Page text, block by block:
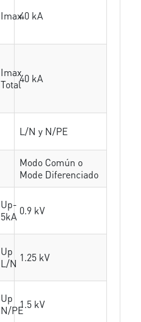
Imax40 kA
Imax
Total40 kA
L/N y N/PE
Modo Común o
Mode Diferenciado
Up-
5kA 0.9 kV
Up
L/N 1.25 kV
Up
N/PE1.5 kV